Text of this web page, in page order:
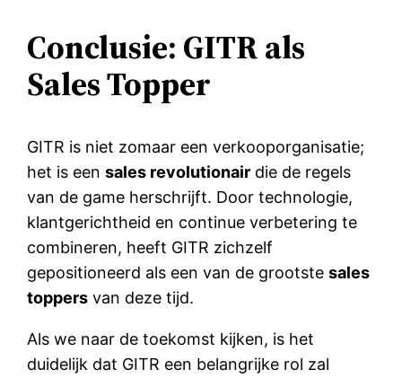
Conclusie: GITR als
Sales Topper
GITR is niet zomaar een verkooporganisatie;
het is eensales revolutionair die de regels
van de game herschrijft. Door technologie,
klantgerichtheid en continue verbetering te
combineren, heeft GITR zichzelf
gepositioneerd als een van de grootstesales
toppers van deze tijd.
Als we naar de toekomst kijken, is het
duidelijk dat GITR een belangrijke rol zal